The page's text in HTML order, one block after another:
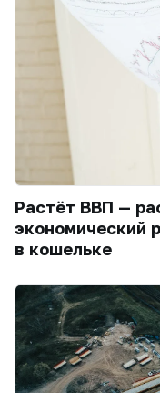
Растёт ВВП —
экономический
в кошельке